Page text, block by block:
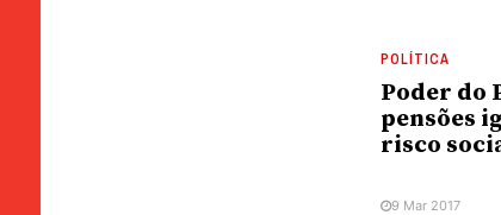
POLÍTICA
Poder do
pensões
risco
9 Mar 2017